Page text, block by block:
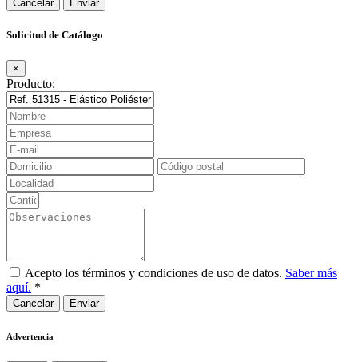
Cancelar
Solicitud de Catálogo
×
Producto:
Acepto los términos y condiciones de uso de datos. Saber más
aquí. *
Cancelar
Advertencia